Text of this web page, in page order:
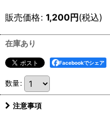
販売価格: 1,200円(税込)
在庫あり
Facebookでシェア
数量:
注意事項